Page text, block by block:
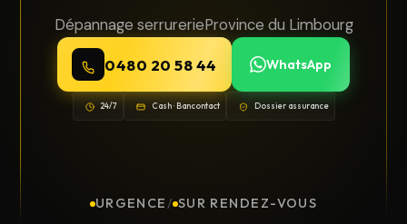
Dépannage serrurerieProvince du Limbourg
0480 20 58 44 WhatsApp
24/7 Cash · Bancontact Dossier assurance
URGENCE / SUR RENDEZ-VOUS